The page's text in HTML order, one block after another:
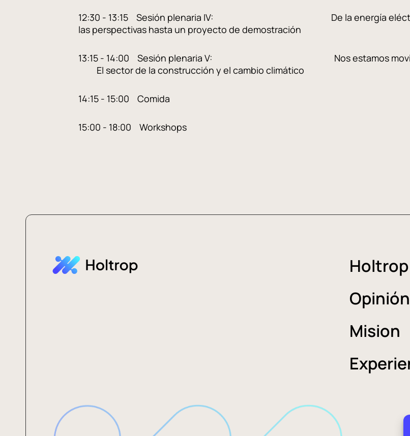
12:30 - 13:15 Sesión plenaria IV: De la energía
las perspectivas hasta un proyecto de demostración
13:15 - 14:00 Sesión plenaria V: Nos estamos
El sector de la construcción y el cambio climático
14:15 - 15:00 Comida
15:00 - 18:00 Workshops
Holtrop
Opinión
Mision